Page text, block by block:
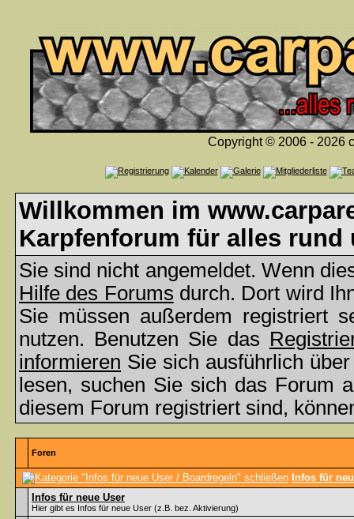
Copyright © 2006 - 2026
Willkommen im
Karpfenforum für alles rund
Sie sind nicht angemeldet. Wenn
Hilfe des Forums durch. Dort wird
Sie müssen außerdem registriert
nutzen. Benutzen Sie das
informieren Sie sich ausführlich
lesen, suchen Sie sich das Forum
diesem Forum registriert sind,
Foren
Infos für
Infos für neue User
Hier gibt es Infos für neue User (z.B. bez. Aktivierung)